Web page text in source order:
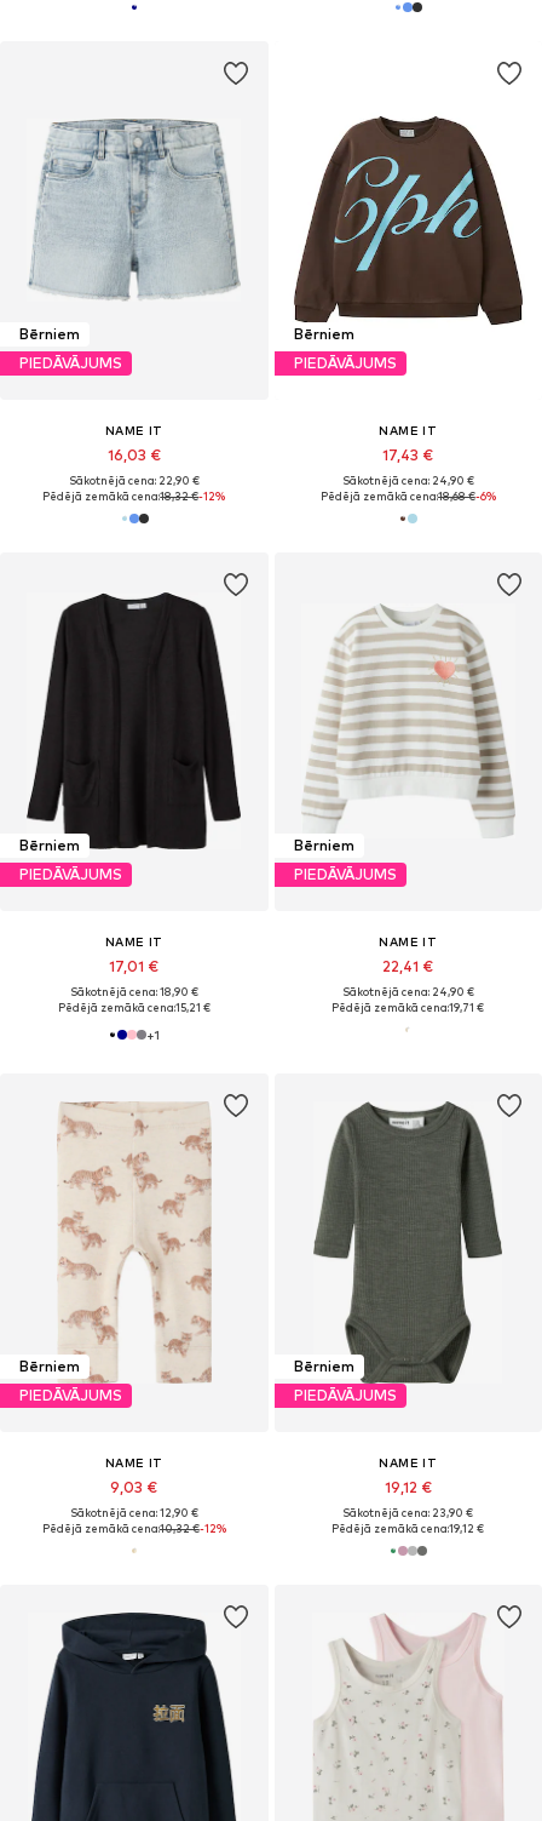
Bērniem
PIEDĀVĀJUMS
NAME IT
16,03 €
Sākotnējā cena: 22,90 €
Pēdējā zemākā cena:18,32 €-12%
Bērniem
PIEDĀVĀJUMS
NAME IT
17,43 €
Sākotnējā cena: 24,90 €
Pēdējā zemākā cena:18,68 €-6%
Bērniem
PIEDĀVĀJUMS
NAME IT
17,01 €
Sākotnējā cena: 18,90 €
Pēdējā zemākā cena:15,21 €
+1
Bērniem
PIEDĀVĀJUMS
NAME IT
22,41 €
Sākotnējā cena: 24,90 €
Pēdējā zemākā cena:19,71 €
Bērniem
PIEDĀVĀJUMS
NAME IT
9,03 €
Sākotnējā cena: 12,90 €
Pēdējā zemākā cena:10,32 €-12%
Bērniem
PIEDĀVĀJUMS
NAME IT
19,12 €
Sākotnējā cena: 23,90 €
Pēdējā zemākā cena:19,12 €